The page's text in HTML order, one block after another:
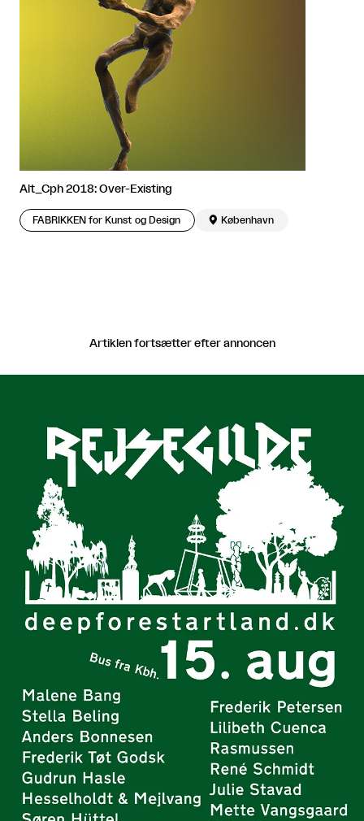
Alt_Cph 2018: Over-Existing
FABRIKKEN for Kunst og Design  København
Artiklen fortsætter efter annoncen